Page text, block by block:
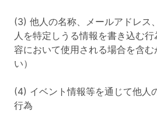
(3) 他人の名称、メールアドレス
人を特定しうる情報を書き込む
容において使用される場合を含
い）
(4) イベント情報等を通じて他人
行為